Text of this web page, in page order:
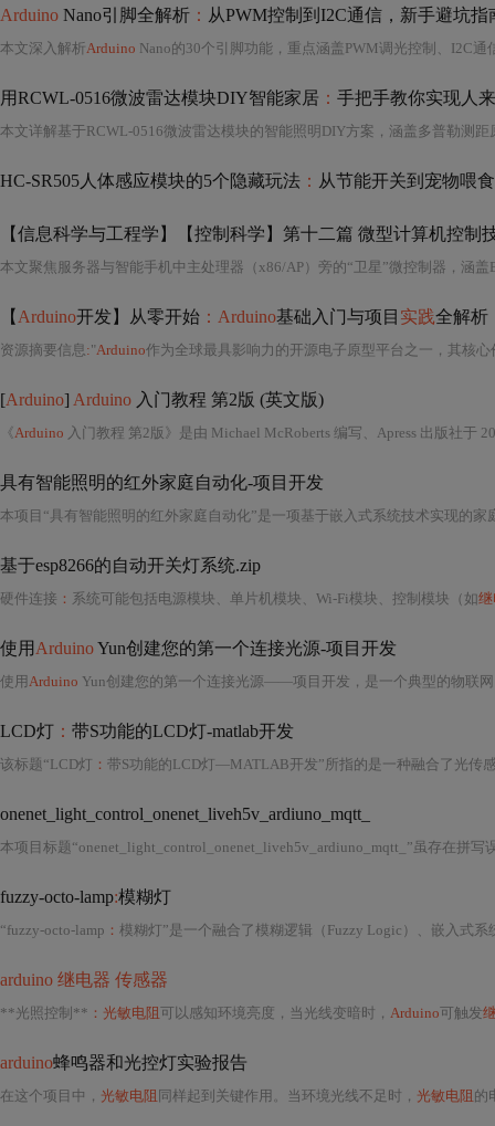
Arduino Nano引脚全解析 ： 从PWM控制到I2C通信，新手避坑指
本文深入解析Arduino Nano的30个引脚功能，重点涵盖PWM调光控制、I2C通信优化（A4/A5）、抗干扰设计及电源管理。针对A6/A7仅支持模拟输入等易错点给出避坑提示
用RCWL-0516微波雷达模块DIY智能家居 ： 手把手教你实现人
本文详解基于RCWL-0516微波雷达模块的智能照明DIY方案，涵盖多普勒测距
HC-SR505人体感应模块的5个隐藏玩法 ： 从节能开关到宠物喂
【信息科学与工程学】【控制科学】第十二篇 微型计算机控制
【 Arduino开发】从零开始 ：Arduino基础入门与项目 实践全解析
资源摘要信息:"Arduino作为全球最具影响力的开源电子原型平台之一，其核心价值不仅在
[Arduino] Arduino 入门教程 第2版 (英文版)
《Arduino 入门教程 第2版》是由 Michael McRoberts 编写、Apress 出版社于 2013 年 9 月 18 日出版的一本面向初学者与中级开发者的权威性
具有智能照明的红外家庭自动化-项目开发
基于esp8266的自动开关灯系统.zip
硬件连接 ： 系统可能包括电源模块、单片机模块、Wi-Fi模块、控制模块（如
使用 ArduinoYun创建您的第一个连接光源-项目开发
使用Arduino Yun创建您的第一个连接光源——项目开发，是一个典型的物联
LCD灯 ： 带S功能的LCD灯-matlab开发
该标题“LCD灯 ： 带S功能的LCD灯—MATLAB开发”所指的是一种融合了光传感、嵌入
onenet_light_control_onenet_liveh5v_ardiuno_mqtt_
本项目标题“onenet_light_control_onenet_liveh5v_ardiuno_mqtt_”虽存在拼写
fuzzy-octo-lamp:模糊灯
“fuzzy-octo-lamp ： 模糊灯”是一个融合了模糊逻辑（Fuzzy Logic）、嵌入式系统设计、物联网（IoT）架构与边缘智能控制理念的开源硬件原型项目，其名称中的“fuzzy”直指核心控制算法——
arduino 继电器 传感器
**光照控制** ：光敏电阻 可以感知环境亮度，当光线变暗时， Arduino可触发
arduino蜂鸣器和光控灯实验报告
在这个项目中， 光敏电阻 同样起到关键作用。当环境光线不足时， 光敏电阻 的